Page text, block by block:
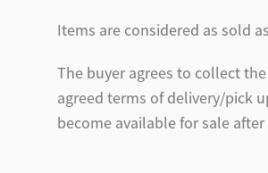
Items are considered as sold
The buyer agrees to collect
agreed terms of delivery/pick
become available for sale after